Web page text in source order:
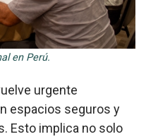
en Perú.
urgente
espacios seguros y
Esto implica no solo